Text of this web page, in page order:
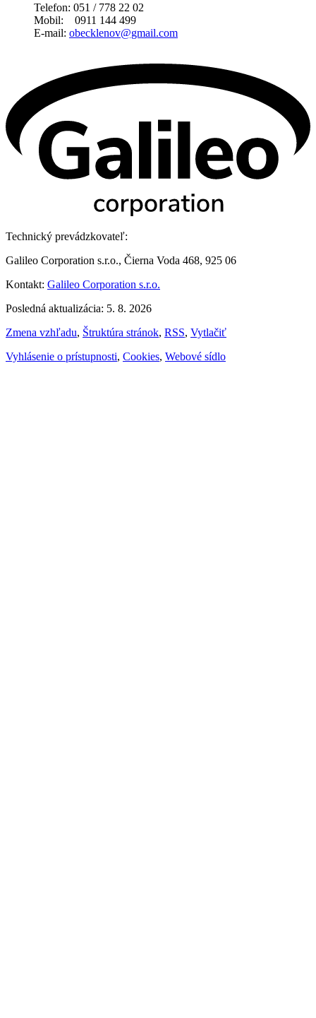
Telefon: 051 / 778 22 02
Mobil: 0911 144 499
E-mail: obecklenov@gmail.com
Technický prevádzkovateľ:
Galileo Corporation s.r.o., Čierna Voda 468, 925 06
Kontakt: Galileo Corporation s.r.o.
Posledná aktualizácia: 5. 8. 2026
Zmena vzhľadu, Štruktúra stránok, RSS, Vytlačiť
Vyhlásenie o prístupnosti, Cookies, Webové sídlo